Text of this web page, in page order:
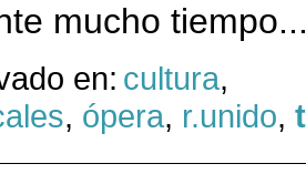
mucho
en: cultura,
, ópera, r.unido,